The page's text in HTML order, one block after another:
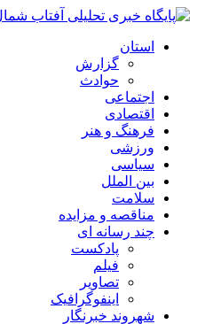
استان
گزارش
حوادث
اجتماعی
اقتصادی
فرهنگ و هنر
ورزشی
سیاسی
بین الملل
سلامت
مناقصه و مزایده
چند رسانه ای
پادکست
فیلم
تصاویر
اینفوگرافیک
شهروند خبرنگار